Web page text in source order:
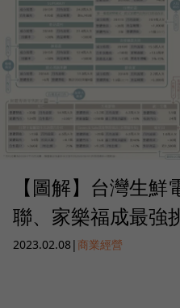
【圖解】台灣生
聯、家樂福成最強
2023.02.08|商業經營